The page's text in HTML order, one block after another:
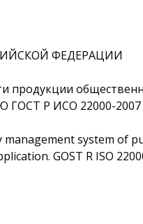
ФЕДЕРАЦИИ
продукции
Р ИСО 22000-2007
system of
GOST R ISO